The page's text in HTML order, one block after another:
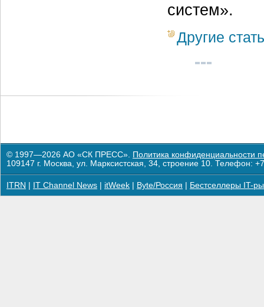
систем».
Другие
© 1997—2026 АО «СК ПРЕСС». Политика конфиденциальности
109147 г. Москва, ул. Марксистская, 34, строение 10. Телефон:
ITRN IT Channel News itWeek Byte/Россия Бестселлеры IT-